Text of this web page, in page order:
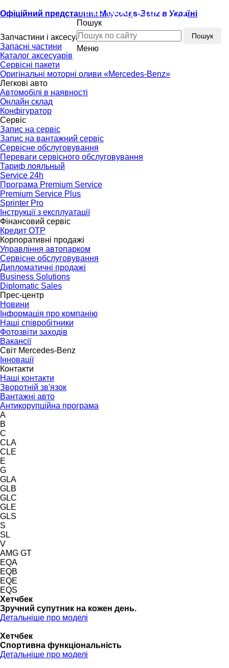
Офіційний представник Mercedes-Benz в Україні
Тел.:(096) 510-77-77
Пошук
Пошук
Меню
(096) 510-77-77
Запчастини і аксесуари
Запасні частини
Каталог аксесуарів
Сервісні пакети
Оригінальні моторні оливи «Mercedes-Benz»
Легкові авто
Автомобілі в наявності
Онлайн склад
Конфігуратор
Сервіс
Запис на сервіс
Запис на вантажний сервіс
Сервісне обслуговування
Переваги сервісного обслуговування
Тариф лояльный
Service 24h
Програма Premium Service
Premium Service Plus
Sprinter Pro
Інструкції з експлуатації
Фінансовий сервіс
Кредит OTP
Корпоративні продажі
Управління автопарком
Сервісне обслуговування
Дипломатичні продажі
Business Solutions
Diplomatic Sales
Прес-центр
Новини
Інформація про компанію
Наші співробітники
Фотозвіти заходів
Вакансії
Світ Mercedes-Benz
Інновації
Контакти
Наші контакти
Зворотній зв'язок
Вантажні авто
Антикорупційна програма
A
B
C
CLA
CLE
E
G
GLA
GLB
GLC
GLE
GLS
S
SL
V
AMG GT
EQA
EQB
EQE
EQS
Хетчбек
Зручний супутник на кожен день.
Детальніше про моделі
Хетчбек
Спортивна функціональність
Детальніше про моделі